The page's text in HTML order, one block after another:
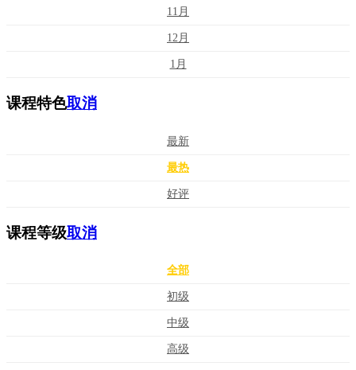
11月
12月
1月
课程特色取消
最新
最热
好评
课程等级取消
全部
初级
中级
高级